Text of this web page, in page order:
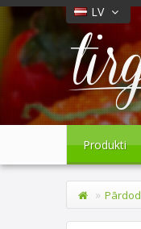
LV
Produkti
Pārdod